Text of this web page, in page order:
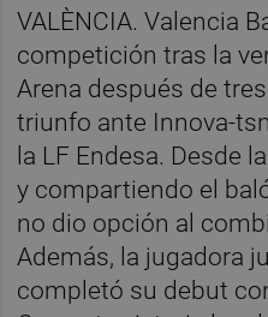
VALÈNCIA. Valencia
competición tras la
Arena después de
triunfo ante Innova-
la LF Endesa. Desde
y compartiendo el
no dio opción al
Además, la jugadora
completó su debut